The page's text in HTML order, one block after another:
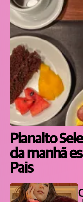
Planalto
da manhã
Pais